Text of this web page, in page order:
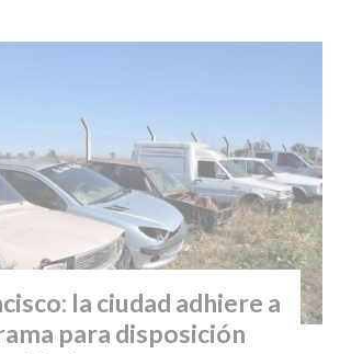
la ciudad adhiere a
para disposición